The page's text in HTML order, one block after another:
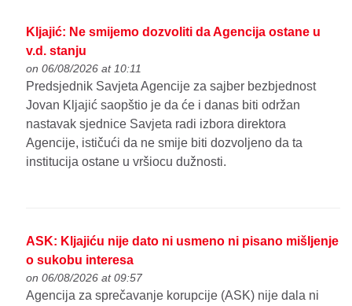
Kljajić: Ne smijemo dozvoliti da Agencija ostane u
v.d. stanju
on 06/08/2026 at 10:11
Predsjednik Savjeta Agencije za sajber bezbjednost
Jovan Kljajić saopštio je da će i danas biti održan
nastavak sjednice Savjeta radi izbora direktora
Agencije, ističući da ne smije biti dozvoljeno da ta
institucija ostane u vršiocu dužnosti.
ASK: Kljajiću nije dato ni usmeno ni pisano mišljenje
o sukobu interesa
on 06/08/2026 at 09:57
Agencija za sprečavanje korupcije (ASK) nije dala ni